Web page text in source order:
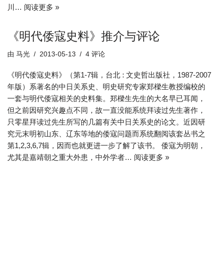
川… 阅读更多 »
《明代倭寇史料》推介与评论
由 马光 2013-05-13 4 评论
《明代倭寇史料》（第1-7辑，台北 : 文史哲出版社，1987-2007
年版）系著名的中日关系史、明史研究专家郑樑生教授编校的
一套与明代倭寇相关的史料集。郑樑生先生的大名早已耳闻，
但之前因研究兴趣点不同，故一直没能系统拜读过先生著作，
只零星拜读过先生所写的几篇有关中日关系史的论文。近因研
究元末明初山东、辽东等地的倭寇问题而系统翻阅该套丛书之
第1,2,3,6,7辑，因而也就更进一步了解了该书。 倭寇为明朝，
尤其是嘉靖朝之重大外患，中外学者… 阅读更多 »